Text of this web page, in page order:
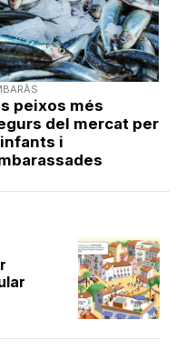
peixos més
del mercat per
i